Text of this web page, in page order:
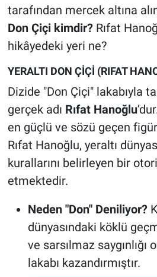
tarafından mercek altına
Don Çiçi kimdir?Rıfat
hikâyedeki yeri ne?
YERALTI DON ÇİÇİ (RIFAT
Dizide "Don Çiçi" lakabıyla
gerçek adı Rıfat Hanoğlu
en güçlü ve sözü geçen
Rıfat Hanoğlu, yeraltı
kurallarını belirleyen bir
etmektedir.
Neden "Don" Deniliyor?
dünyasındaki köklü
ve sarsılmaz saygınlığı
lakabı kazandırmıştır.